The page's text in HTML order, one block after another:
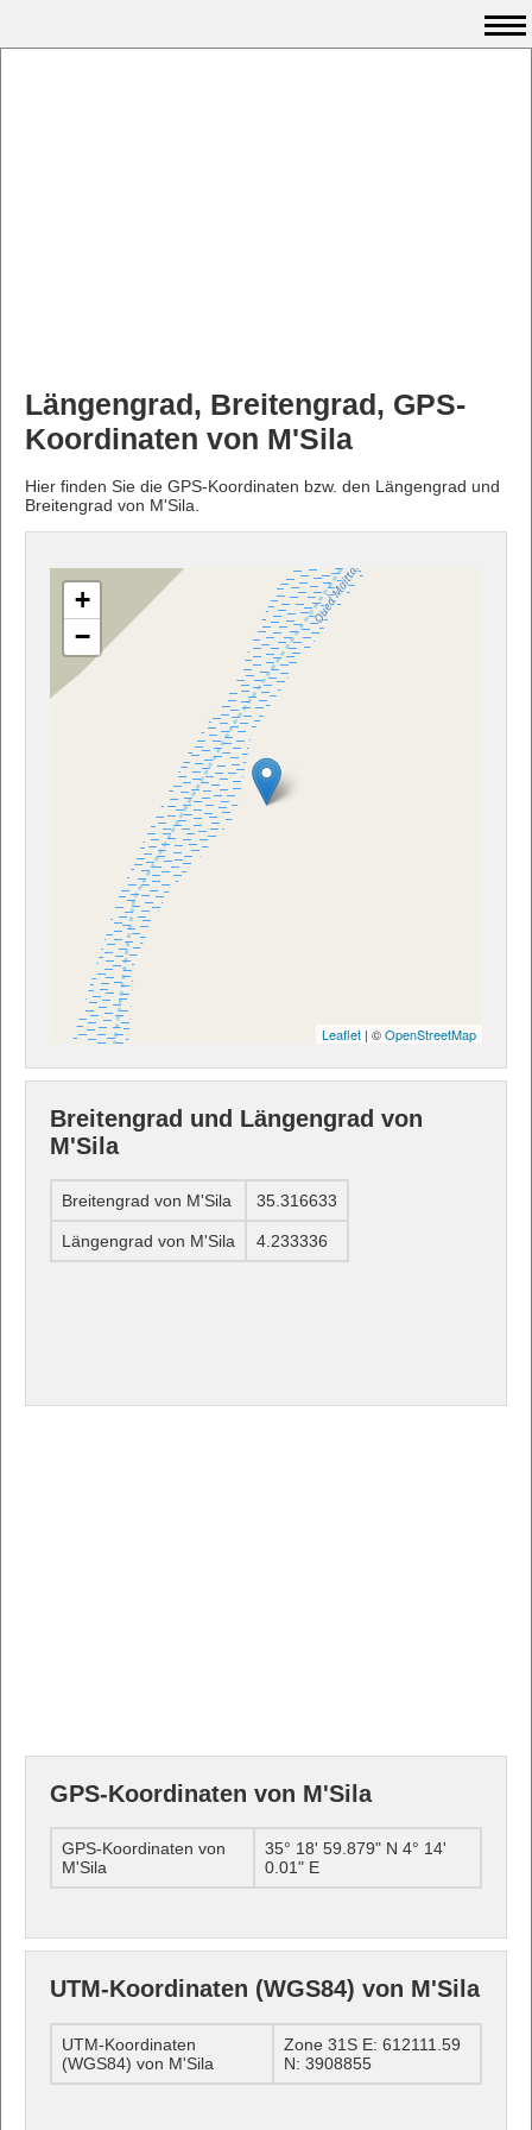
Längengrad, Breitengrad, GPS-
Koordinaten von M'Sila
Hier finden Sie die GPS-Koordinaten bzw. den Längengrad und
Breitengrad von M'Sila.
+
−
Leaflet | ©OpenStreetMap
Breitengrad und Längengrad von
M'Sila
Breitengrad von M'Sila 35.316633
Längengrad von M'Sila 4.233336
GPS-Koordinaten von M'Sila
GPS-Koordinaten von
M'Sila
35° 18' 59.879" N 4° 14'
0.01" E
UTM-Koordinaten (WGS84) von M'Sila
UTM-Koordinaten
(WGS84) von M'Sila
Zone 31S E: 612111.59
N: 3908855